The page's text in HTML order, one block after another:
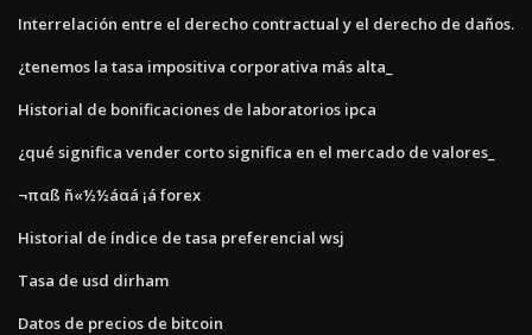
Interrelación entre el derecho contractual y el derecho de daños.
¿tenemos la tasa impositiva corporativa más alta_
Historial de bonificaciones de laboratorios ipca
¿qué significa vender corto significa en el mercado de valores_
¬παß ñ«½½áαá ¡á forex
Historial de índice de tasa preferencial wsj
Tasa de usd dirham
Datos de precios de bitcoin